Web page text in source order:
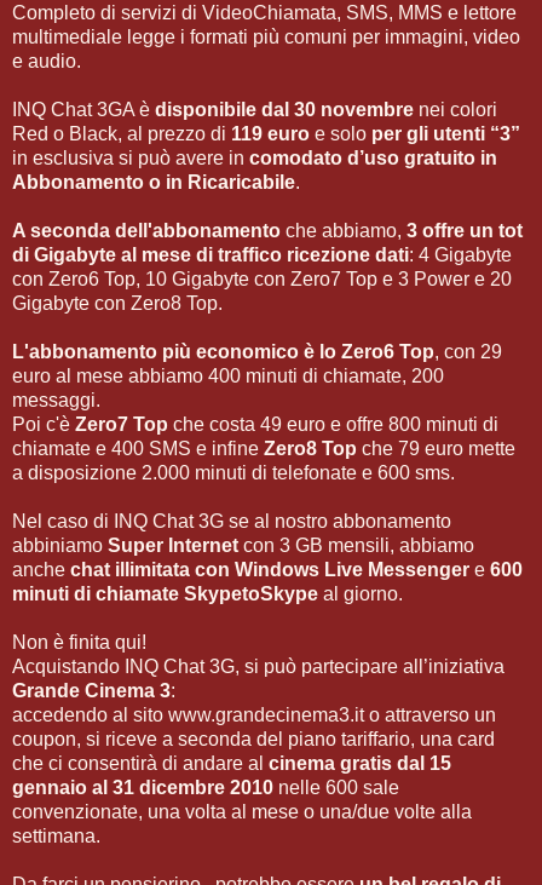
Completo di servizi di VideoChiamata, SMS, MMS e lettore
multimediale legge i formati più comuni per immagini, video
e audio.
INQ Chat 3GA è disponibile dal 30 novembre nei colori
Red o Black, al prezzo di 119 euro e solo per gli utenti “3”
in esclusiva si può avere in comodato d’uso gratuito in
Abbonamento o in Ricaricabile.
A seconda dell'abbonamento che abbiamo, 3 offre un tot
di Gigabyte al mese di traffico ricezione dati: 4 Gigabyte
con Zero6 Top, 10 Gigabyte con Zero7 Top e 3 Power e 20
Gigabyte con Zero8 Top.
L'abbonamento più economico è lo Zero6 Top, con 29
euro al mese abbiamo 400 minuti di chiamate, 200
messaggi.
Poi c'è Zero7 Top che costa 49 euro e offre 800 minuti di
chiamate e 400 SMS e infine Zero8 Top che 79 euro mette
a disposizione 2.000 minuti di telefonate e 600 sms.
Nel caso di INQ Chat 3G se al nostro abbonamento
abbiniamo Super Internet con 3 GB mensili, abbiamo
anche chat illimitata con Windows Live Messenger e 600
minuti di chiamate SkypetoSkype al giorno.
Non è finita qui!
Acquistando INQ Chat 3G, si può partecipare all’iniziativa
Grande Cinema 3:
accedendo al sito www.grandecinema3.it o attraverso un
coupon, si riceve a seconda del piano tariffario, una card
che ci consentirà di andare al cinema gratis dal 15
gennaio al 31 dicembre 2010 nelle 600 sale
convenzionate, una volta al mese o una/due volte alla
settimana.